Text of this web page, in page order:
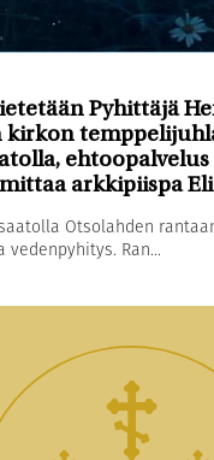
Pyhittäjä
kirkon
arkkipiispa
Otsolahden
Ran...